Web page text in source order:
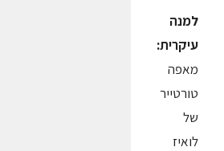
למנה
עיקרית:
מאפה
טורטייר
של
לואיז